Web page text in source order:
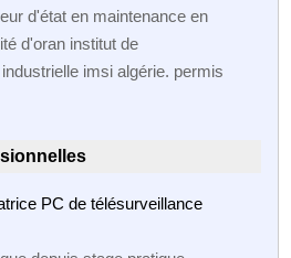
d'état en maintenance en
d'oran institut de
imsi algérie. permis
PC de télésurveillance